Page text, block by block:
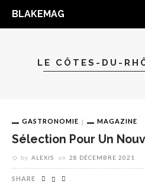
BLAKEMAG
LE CÔTES-DU-
GASTRONOMIE MAGAZINE
Sélection Pour Un
by ALEXIS on 28 DÉCEMBRE 2021
SHARE